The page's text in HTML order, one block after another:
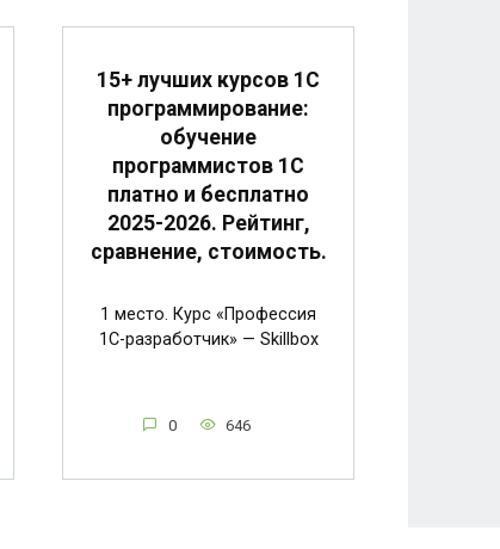
15+ лучших курсов 1С
программирование:
обучение
программистов 1С
платно и бесплатно
2025-2026. Рейтинг,
сравнение, стоимость.
1 место. Курс «Профессия
1C-разработчик» — Skillbox
0 646